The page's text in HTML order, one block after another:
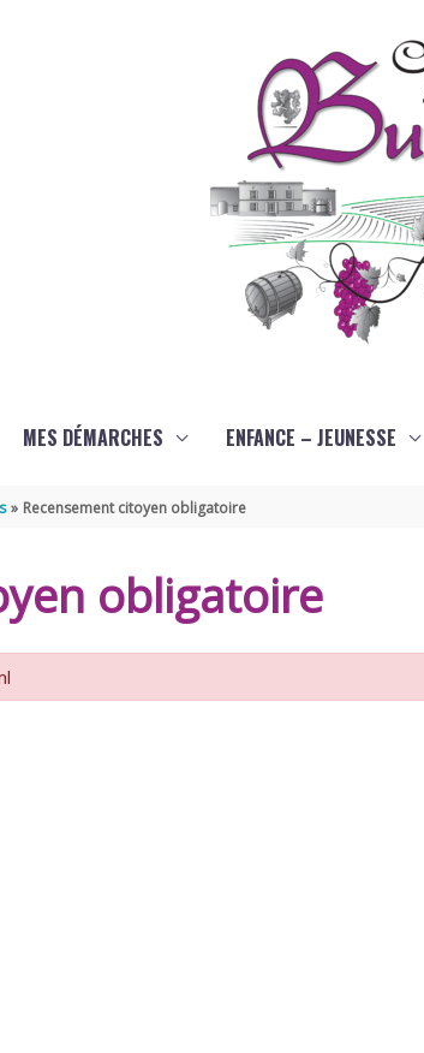
MES DÉMARCHES ENFANCE – JEUNESSE
Recensement citoyen obligatoire
obligatoire